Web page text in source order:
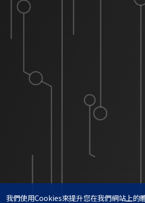
我們使用Cookies來提升您在我們網站上的